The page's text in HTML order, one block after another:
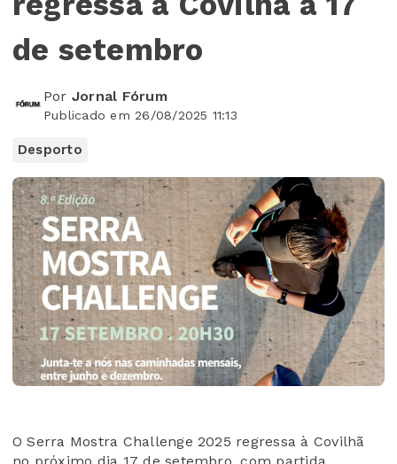
de setembro
Por Jornal Fórum
Publicado em 26/08/2025 11:13
Desporto
O Serra Mostra Challenge 2025 regressa à Covilhã